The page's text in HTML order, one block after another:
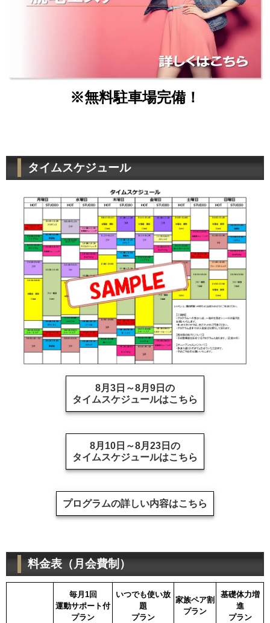
※無料駐車場完備！
タイムスケジュール
8月3日～8月9日の
タイムスケジュールはこちら
8月10日～8月23日の
タイムスケジュールはこちら
プログラムの詳しい内容はこちら
料金表（月会費制）
毎月1回
運動サポート付
プラン
いつでも使い放
題
プラン
家族ペア割
プラン
基礎体力増
進
プラン